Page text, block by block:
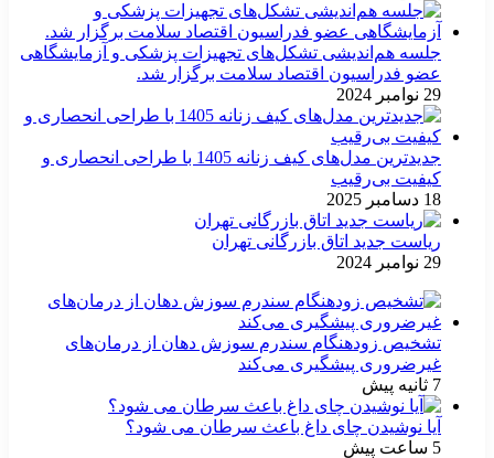
جلسه هم‌اندیشی تشکل‌های تجهیزات پزشکی و آزمایشگاهی
عضو فدراسیون اقتصاد سلامت برگزار شد.
29 نوامبر 2024
جدیدترین مدل‌های کیف زنانه 1405 با طراحی انحصاری و
کیفیت بی‌رقیب
18 دسامبر 2025
ریاست جدید اتاق بازرگانی تهران
29 نوامبر 2024
تشخیص زودهنگام سندرم سوزش دهان از درمان‌های
غیرضروری پیشگیری می‌کند
7 ثانیه پیش
آیا نوشیدن چای داغ باعث سرطان می شود؟
5 ساعت پیش